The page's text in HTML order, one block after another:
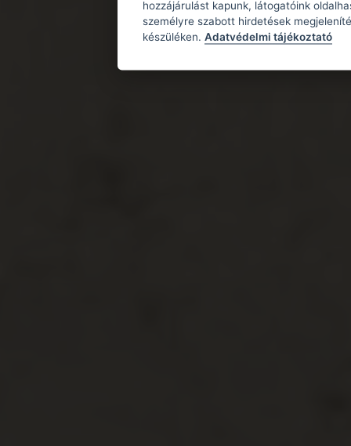
hozzájárulást kapunk, látogatóink
személyre szabott hirdetések
készüléken. Adatvédelmi tájékoztató